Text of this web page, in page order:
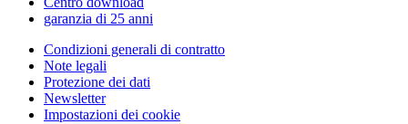
garanzia di 25 anni
Condizioni generali di contratto
Note legali
Protezione dei dati
Newsletter
Impostazioni dei cookie